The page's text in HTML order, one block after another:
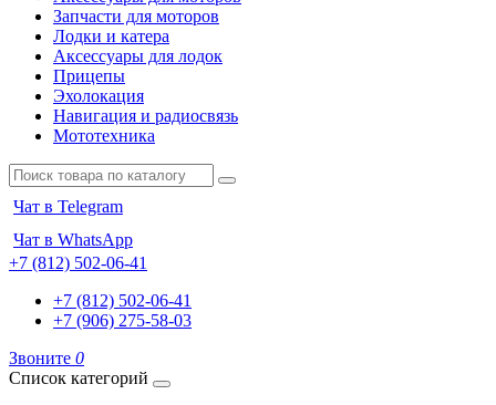
Запчасти для моторов
Лодки и катера
Аксессуары для лодок
Прицепы
Эхолокация
Навигация и радиосвязь
Мототехника
Чат в Telegram
Чат в WhatsApp
+7 (812) 502-06-41
+7 (812) 502-06-41
+7 (906) 275-58-03
Звоните 0
Список категорий